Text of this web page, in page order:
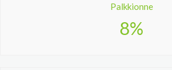
Palkkionne
8%